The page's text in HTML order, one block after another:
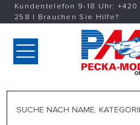
Kundentelefon 9-18 Uhr: +420
258 | Brauchen Sie Hilfe?